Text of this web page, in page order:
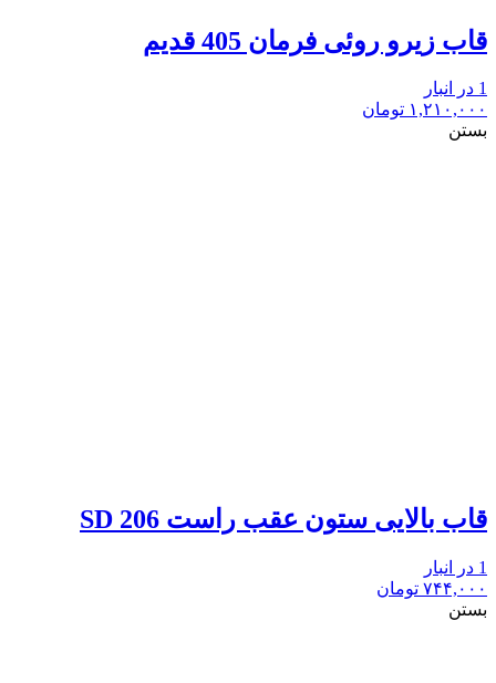
قاب زیرو روئی فرمان 405 قدیم
1 در انبار
۱,۲۱۰,۰۰۰ تومان
بستن
قاب بالایی ستون عقب راست 206 SD
1 در انبار
۷۴۴,۰۰۰ تومان
بستن